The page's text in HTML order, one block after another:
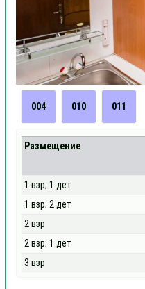
004 010 011
Размещение
1 взр; 1 дет
1 взр; 2 дет
2 взр
2 взр; 1 дет
3 взр